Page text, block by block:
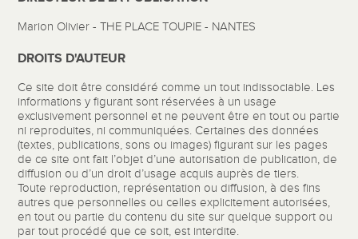
Marion Olivier - THE PLACE TOUPIE - NANTES
DROITS D'AUTEUR
Ce site doit être considéré comme un tout indissociable. Les
informations y figurant sont réservées à un usage
exclusivement personnel et ne peuvent être en tout ou partie
ni reproduites, ni communiquées. Certaines des données
(textes, publications, sons ou images) figurant sur les pages
de ce site ont fait l’objet d’une autorisation de publication, de
diffusion ou d’un droit d’usage acquis auprès de tiers.
Toute reproduction, représentation ou diffusion, à des fins
autres que personnelles ou celles explicitement autorisées,
en tout ou partie du contenu du site sur quelque support ou
par tout procédé que ce soit, est interdite.